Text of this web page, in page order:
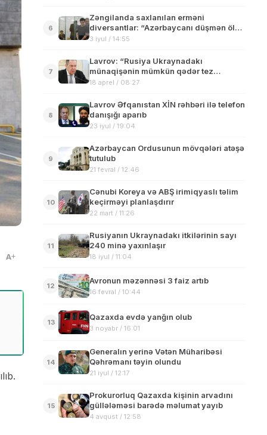
A
6
Zəngilanda saxlanılan erməni
diversantlar: “Azərbaycanı düşmən ölkə
bilmirik, peşmanıq”
3 iyul / 14:55
7
Lavrov: “Rusiya Ukraynadakı
münaqişənin mümkün qədər tez
bitməsində maraqlıdır”
18 aprel / 08:27
8
Lavrov Əfqanıstan XİN rəhbəri ilə telefon
danışığı aparıb
23 iyul / 19:04
9
Azərbaycan Ordusunun mövqələri atəşə
tutulub
21 fevral / 12:46
10
Cənubi Koreya və ABŞ irimiqyaslı təlim
keçirməyi planlaşdırır
22 mart / 11:26
11
Rusiyanın Ukraynadakı itkilərinin sayı
240 minə yaxınlaşır
18 iyul / 11:04
12
Avronun məzənnəsi 3 faiz artıb
16 fevral / 10:44
13
Qazaxda evdə yanğın olub
3 noyabr / 16:01
14
Generalın yerinə Vətən Müharibəsi
Qəhrəmanı təyin olundu
21 iyul / 12:17
15
Prokurorluq Qazaxda kişinin arvadını
güllələməsi barədə məlumat yayıb
4 avqust / 12:58